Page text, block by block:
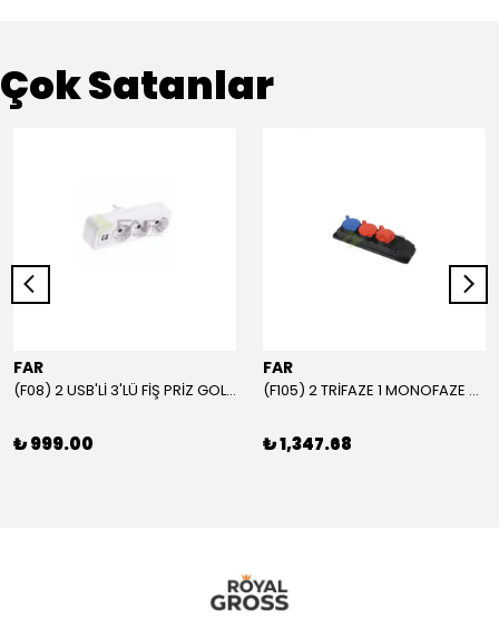
Çok Satanlar
FAR
(F08) 2 USB'Lİ 3'LÜ FİŞ PRİZ GOLYAT
₺ 999.00
FAR
(F105) 2 TRİFAZE 1 MONOFAZE GRUP PRİZ
₺ 1,347.68